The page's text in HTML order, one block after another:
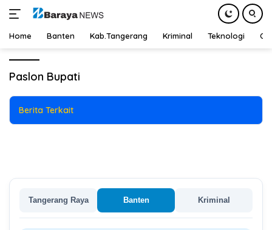
konten
Home Banten Kab.Tangerang Kriminal Teknologi
Paslon Bupati
KPU Kab.Tangerang Tetapkan 3
Paslon Bupati dan Wabup
Tangerang 2024
Berita Terkait
Tangerang Raya Banten Kriminal